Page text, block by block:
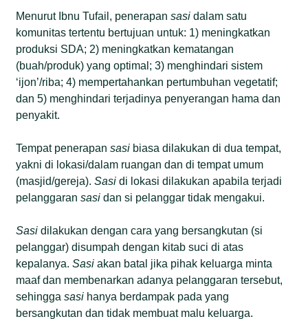
Menurut Ibnu Tufail, penerapansasidalam satu
komunitas tertentu bertujuan untuk: 1) meningkatkan
produksi SDA; 2) meningkatkan kematangan
(buah/produk) yang optimal; 3) menghindari sistem
‘ijon’/riba; 4) mempertahankan pertumbuhan vegetatif;
dan 5) menghindari terjadinya penyerangan hama dan
penyakit.
Tempat penerapansasi biasa dilakukan di dua tempat,
yakni di lokasi/dalam ruangan dan di tempat umum
(masjid/gereja).Sasidi lokasi dilakukan apabila terjadi
pelanggaransasi dan si pelanggar tidak mengakui.
Sasidilakukan dengan cara yang bersangkutan (si
pelanggar) disumpah dengan kitab suci di atas
kepalanya.Sasiakan batal jika pihak keluarga minta
maaf dan membenarkan adanya pelanggaran tersebut,
sehinggasasi hanya berdampak pada yang
bersangkutan dan tidak membuat malu keluarga.